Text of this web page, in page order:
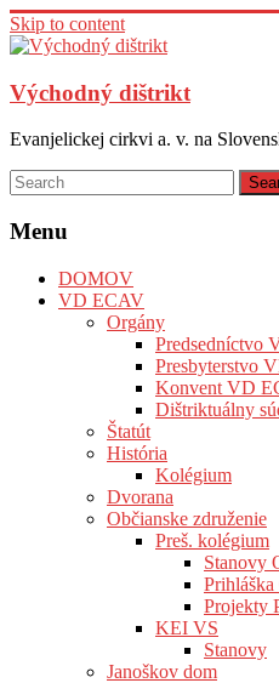
Skip to content
Východný dištrikt
Evanjelickej cirkvi a. v. na
Menu
DOMOV
VD ECAV
Orgány
Predsedníctvo
Presbyterstvo
Konvent VD
Dištriktuálny
Štatút
História
Kolégium
Dvorana
Občianske združenie
Preš. kolégium
Stanovy
Projekty
KEI VS
Stanovy
Janoškov dom